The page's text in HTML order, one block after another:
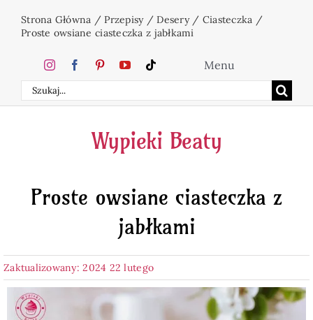
Strona Główna /Przepisy/Desery/ Ciasteczka /
Proste owsiane ciasteczka z jabłkami
Szukaj
Menu
Home
Ciasta
Desery
Napoje
Wypieki Beaty
Proste owsiane ciasteczka z
jabłkami
Zaktualizowany: 2024 22 lutego